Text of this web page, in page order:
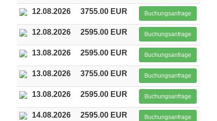
12.08.2026 3755.00 EUR Buchungsanfrage
12.08.2026 2595.00 EUR Buchungsanfrage
13.08.2026 2595.00 EUR Buchungsanfrage
13.08.2026 3755.00 EUR Buchungsanfrage
13.08.2026 2595.00 EUR Buchungsanfrage
14.08.2026 2595.00 EUR Buchungsanfrage